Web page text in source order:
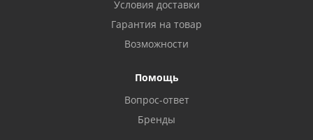
Условия доставки
Гарантия на товар
Возможности
Помощь
Вопрос-ответ
Бренды